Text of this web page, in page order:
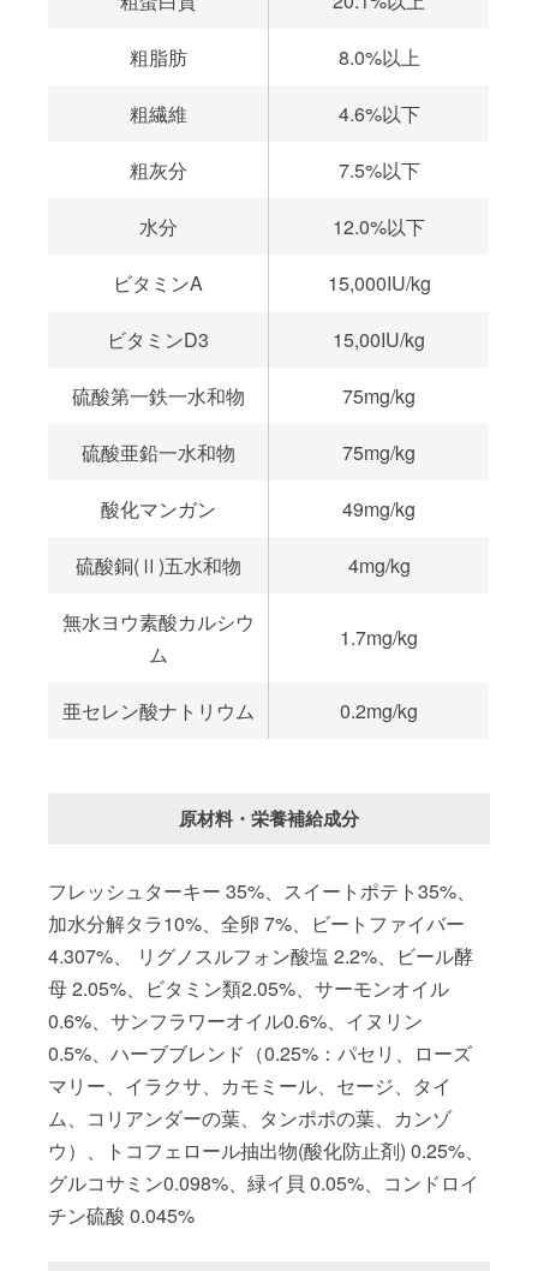
粗脂肪 8.0%以上
粗繊維 4.6%以下
粗灰分 7.5%以下
水分 12.0%以下
ビタミンA 15,000IU/kg
ビタミンD3 15,00IU/kg
硫酸第一鉄一水和物 75mg/kg
硫酸亜鉛一水和物 75mg/kg
酸化マンガン 49mg/kg
硫酸銅(Ⅱ)五水和物 4mg/kg
無水ヨウ素酸カルシウ
ム
1.7mg/kg
亜セレン酸ナトリウム 0.2mg/kg
原材料・栄養補給成分
フレッシュターキー 35%、スイートポテト35%、
加水分解タラ10%、全卵 7%、ビートファイバー
4.307%、 リグノスルフォン酸塩 2.2%、ビール酵
母 2.05%、ビタミン類2.05%、サーモンオイル
0.6%、サンフラワーオイル0.6%、イヌリン
0.5%、ハーブブレンド（0.25%：パセリ、ローズ
マリー、イラクサ、カモミール、セージ、タイ
ム、コリアンダーの葉、タンポポの葉、カンゾ
ウ）、トコフェロール抽出物(酸化防止剤) 0.25%、
グルコサミン0.098%、緑イ貝 0.05%、コンドロイ
チン硫酸 0.045%